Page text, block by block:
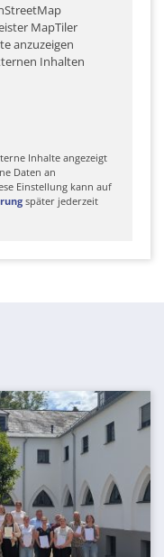
MapTiler
anzuzeigen
Inhalten
Inhalte angezeigt
Daten an
Einstellung kann auf
später jederzeit